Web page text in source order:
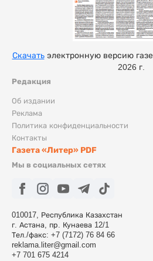
Редакция
Об издании
Реклама
Политика конфиденциальности
Контакты
Газета «Литер» PDF
Мы в социальных сетях
010017, Республика Казахстан
г. Астана, пр. Кунаева 12/1
Тел./факс: +7 (7172) 76 84 66
reklama.liter@gmail.com
+7 701 675 4214
Скачатьэлектронную версию
2026 г.